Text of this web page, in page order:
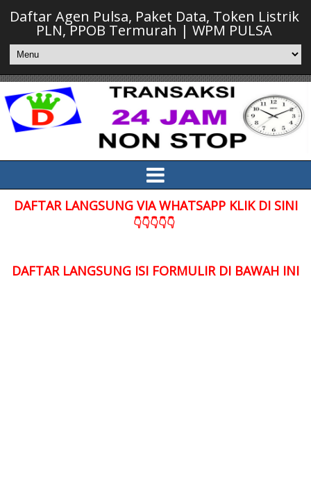
Daftar Agen Pulsa, Paket Data, Token Listrik
PLN, PPOB Termurah | WPM PULSA
DAFTAR LANGSUNG VIA WHATSAPP KLIK DI SINI
👇👇👇👇👇
DAFTAR LANGSUNG ISI FORMULIR DI BAWAH INI